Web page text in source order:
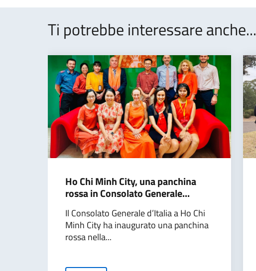
Ti potrebbe interessare anche...
Ho Chi Minh City, una panchina
rossa in Consolato Generale...
Il Consolato Generale d’Italia a Ho Chi
Minh City ha inaugurato una panchina
rossa nella...